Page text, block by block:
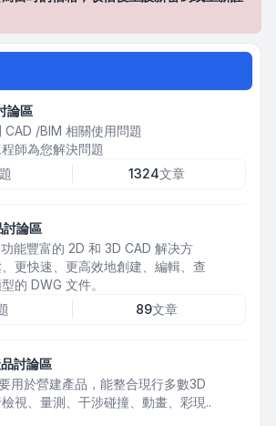
論區
CAD /BIM 相關使用問題
師為您解決問題
1324文章
論區
能豐富的 2D 和 3D CAD 解决方
更快速、更高效地創建、編輯、查
的 DWG 文件。
89文章
討論區
用於營建產品，能整合現行多數3D
視、量測、干涉碰撞、動畫、彩現..